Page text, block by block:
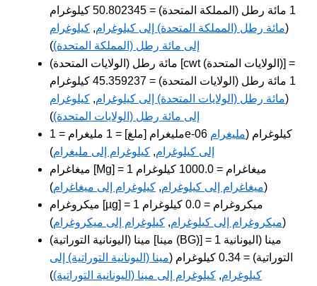
1 مائة رطل (المملكة المتحدة) = 50.802345 كيلوغرام
(مائة رطل (المملكة المتحدة) إلى كيلوغرام, كيلوغرام
إلى مائة رطل (المملكة المتحدة))
مائة رطل (الولايات المتحدة) [cwt (الولايات المتحدة)] =
1 مائة رطل (الولايات المتحدة) = 45.359237 كيلوغرام
(مائة رطل (الولايات المتحدة) إلى كيلوغرام, كيلوغرام
إلى مائة رطل (الولايات المتحدة))
مليغرام [ملغ] = 1 مليغرام = 1e-06 كيلوغرام (مليغرام
إلى كيلوغرام, كيلوغرام إلى مليغرام)
ميغاغرام [Mg] = 1 ميغاغرام = 1000.0 كيلوغرام
(ميغاغرام إلى كيلوغرام, كيلوغرام إلى ميغاغرام)
ميكروغرام [µg] = 1 ميكروغرام = 0.0 كيلوغرام
(ميكروغرام إلى كيلوغرام, كيلوغرام إلى ميكروغرام)
مينا (اليونانية التوراتية) [مينا (BG)] = 1 مينا (اليونانية
التوراتية) = 0.34 كيلوغرام (
مينا (اليونانية التوراتية) إلى
كيلوغرام, كيلوغرام إلى مينا (اليونانية التوراتية))